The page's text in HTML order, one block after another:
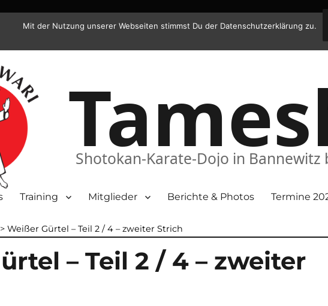
Shotokan-Karate-Dojo in Bannewitz
Training Mitglieder Berichte & Photos Termine
>Weißer Gürtel – Teil 2 / 4 – zweiter Strich
– Teil 2 / 4 – zweiter
Mit der Nutzung unserer Webseiten stimmst Du der Datenschutzerklärung zu.